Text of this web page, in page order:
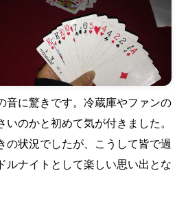
音に驚きです。冷蔵庫やファンの
いのかと初めて気が付きました。
の状況でしたが、こうして皆で過
ルナイトとして楽しい思い出とな